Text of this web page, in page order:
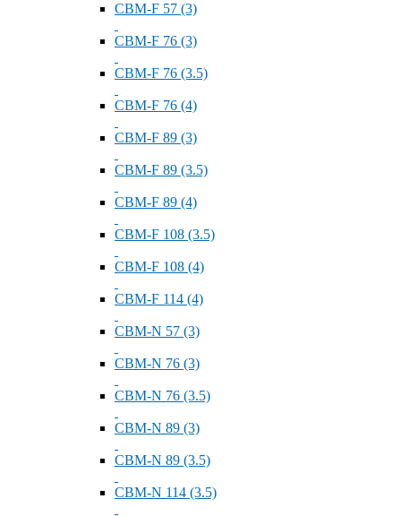
СВМ-F 57 (3)
СВМ-F 76 (3)
СВМ-F 76 (3.5)
СВМ-F 76 (4)
СВМ-F 89 (3)
СВМ-F 89 (3.5)
СВМ-F 89 (4)
СВМ-F 108 (3.5)
СВМ-F 108 (4)
СВМ-F 114 (4)
СВМ-N 57 (3)
СВМ-N 76 (3)
СВМ-N 76 (3.5)
СВМ-N 89 (3)
СВМ-N 89 (3.5)
СВМ-N 114 (3.5)